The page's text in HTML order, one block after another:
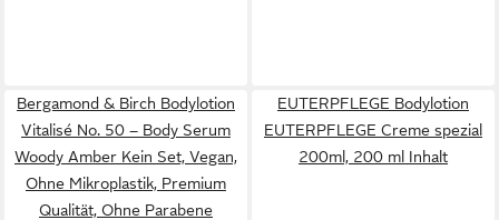
Bergamond & Birch Bodylotion
Vitalisé No. 50 – Body Serum
Woody Amber Kein Set, Vegan,
Ohne Mikroplastik, Premium
Qualität, Ohne Parabene
EUTERPFLEGE Bodylotion
EUTERPFLEGE Creme spezial
200ml, 200 ml Inhalt